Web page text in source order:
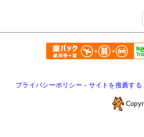
プライバシーポリシー - サイトを推薦する